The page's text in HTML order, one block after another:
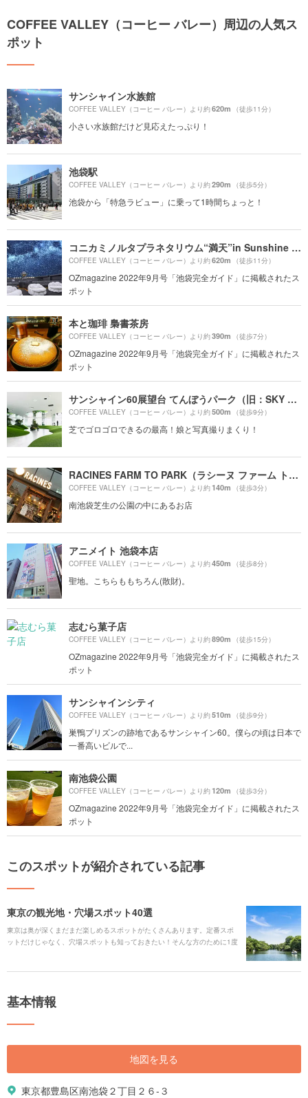
COFFEE VALLEY（コーヒー バレー）周辺の人気ス
ポット
サンシャイン水族館
COFFEE VALLEY（コーヒー バレー）より約620m （徒歩11分）
小さい水族館だけど見応えたっぷり！
池袋駅
COFFEE VALLEY（コーヒー バレー）より約290m （徒歩5分）
池袋から「特急ラビュー」に乗って1時間ちょっと！
コニカミノルタプラネタリウム“満天”in Sunshine City
COFFEE VALLEY（コーヒー バレー）より約620m （徒歩11分）
OZmagazine 2022年9月号「池袋完全ガイド」に掲載されたス
ポット
本と珈琲 梟書茶房
COFFEE VALLEY（コーヒー バレー）より約390m （徒歩7分）
OZmagazine 2022年9月号「池袋完全ガイド」に掲載されたス
ポット
サンシャイン60展望台 てんぼうパーク（旧：SKY CIRCUS サンシャイン60展望台）
COFFEE VALLEY（コーヒー バレー）より約500m （徒歩9分）
芝でゴロゴロできるの最高！娘と写真撮りまくり！
RACINES FARM TO PARK（ラシーヌ ファーム トゥー パーク）
COFFEE VALLEY（コーヒー バレー）より約140m （徒歩3分）
南池袋芝生の公園の中にあるお店
アニメイト 池袋本店
COFFEE VALLEY（コーヒー バレー）より約450m （徒歩8分）
聖地。こちらももちろん(散財)。
志むら菓子店
COFFEE VALLEY（コーヒー バレー）より約890m （徒歩15分）
OZmagazine 2022年9月号「池袋完全ガイド」に掲載されたス
ポット
サンシャインシティ
COFFEE VALLEY（コーヒー バレー）より約510m （徒歩9分）
巣鴨プリズンの跡地であるサンシャイン60。僕らの頃は日本で
一番高いビルで...
南池袋公園
COFFEE VALLEY（コーヒー バレー）より約120m （徒歩3分）
OZmagazine 2022年9月号「池袋完全ガイド」に掲載されたス
ポット
このスポットが紹介されている記事
東京の観光地・穴場スポット40選
東京は奥が深くまだまだ楽しめるスポットがたくさんあります。定番スポ
ットだけじゃなく、穴場スポットも知っておきたい！そんな方のために1度
ておでかけしましょう！
基本情報
地図を見る
東京都豊島区南池袋２丁目２６-３